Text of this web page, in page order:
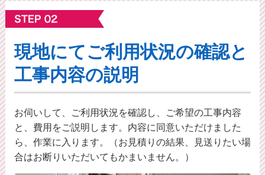
現地にてご利⽤状況の確認と
工事内容の説明
お伺いして、ご利用状況を確認し、ご希望の工事内容
と、費用をご説明します。内容に同意いただけました
ら、作業に入ります。（お見積りの結果、見送りたい場
合はお断りいただいてもかまいません。）